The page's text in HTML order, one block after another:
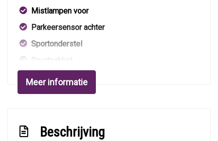
Mistlampen voor
Parkeersensor achter
Sportonderstel
Sportpakket
Trekhaak met afneembare kogel
Interieur
Airco automatisch
Meer informatie
Beschrijving